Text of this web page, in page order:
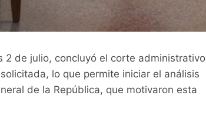
2 de julio, concluyó el corte administrativo
lo que permite iniciar el análisis
de la República, que motivaron esta